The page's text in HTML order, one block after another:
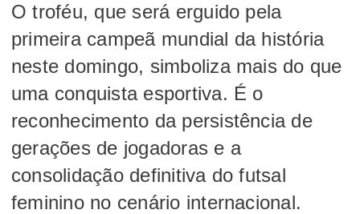
O troféu, que será erguido pela
primeira campeã mundial da história
neste domingo, simboliza mais do que
uma conquista esportiva. É o
reconhecimento da persistência de
gerações de jogadoras e a
consolidação definitiva do futsal
feminino no cenário internacional.